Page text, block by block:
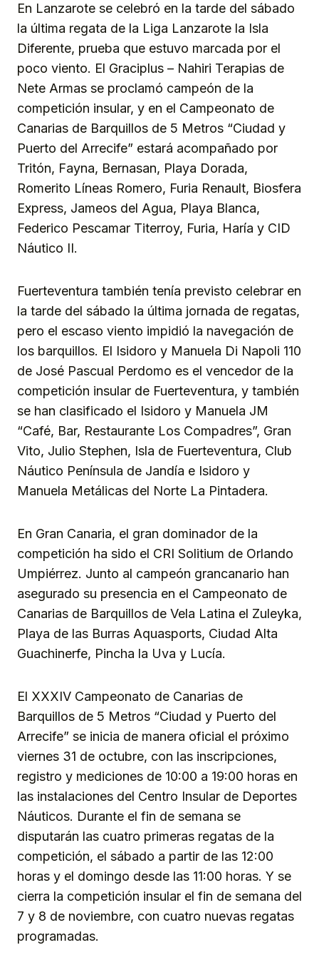
En Lanzarote se celebró en la tarde del sábado
la última regata de la Liga Lanzarote la Isla
Diferente, prueba que estuvo marcada por el
poco viento. El Graciplus – Nahiri Terapias de
Nete Armas se proclamó campeón de la
competición insular, y en el Campeonato de
Canarias de Barquillos de 5 Metros “Ciudad y
Puerto del Arrecife” estará acompañado por
Tritón, Fayna, Bernasan, Playa Dorada,
Romerito Líneas Romero, Furia Renault, Biosfera
Express, Jameos del Agua, Playa Blanca,
Federico Pescamar Titerroy, Furia, Haría y CID
Náutico II.
Fuerteventura también tenía previsto celebrar en
la tarde del sábado la última jornada de regatas,
pero el escaso viento impidió la navegación de
los barquillos. El Isidoro y Manuela Di Napoli 110
de José Pascual Perdomo es el vencedor de la
competición insular de Fuerteventura, y también
se han clasificado el Isidoro y Manuela JM
“Café, Bar, Restaurante Los Compadres”, Gran
Vito, Julio Stephen, Isla de Fuerteventura, Club
Náutico Península de Jandía e Isidoro y
Manuela Metálicas del Norte La Pintadera.
En Gran Canaria, el gran dominador de la
competición ha sido el CRI Solitium de Orlando
Umpiérrez. Junto al campeón grancanario han
asegurado su presencia en el Campeonato de
Canarias de Barquillos de Vela Latina el Zuleyka,
Playa de las Burras Aquasports, Ciudad Alta
Guachinerfe, Pincha la Uva y Lucía.
El XXXIV Campeonato de Canarias de
Barquillos de 5 Metros “Ciudad y Puerto del
Arrecife” se inicia de manera oficial el próximo
viernes 31 de octubre, con las inscripciones,
registro y mediciones de 10:00 a 19:00 horas en
las instalaciones del Centro Insular de Deportes
Náuticos. Durante el fin de semana se
disputarán las cuatro primeras regatas de la
competición, el sábado a partir de las 12:00
horas y el domingo desde las 11:00 horas. Y se
cierra la competición insular el fin de semana del
7 y 8 de noviembre, con cuatro nuevas regatas
programadas.